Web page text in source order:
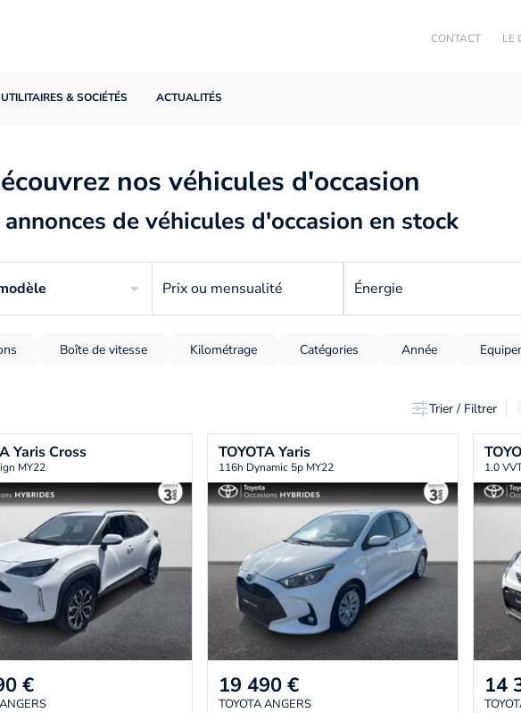
CONTACT LE
UTILITAIRES & SOCIÉTÉS ACTUALITÉS
nos véhicules d'occasion
de véhicules d'occasion en stock
Prix ou mensualité Énergie
Boîte de vitesse Kilométrage Catégories Année
Trier / Filtrer
Yaris Cross
MY22
€
TOYOTAYaris
116h Dynamic 5p MY22
19 490 €
TOYOTA ANGERS
1.0
14